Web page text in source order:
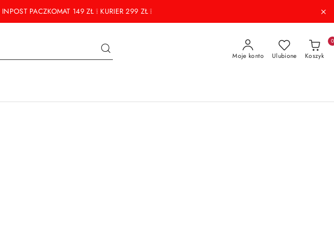
INPOST PACZKOMAT 149 ZŁ ❕ KURIER 299 ZŁ ❕
Moje konto Ulubione Koszyk
0